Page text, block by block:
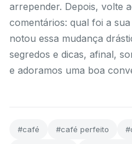
arrepender. Depois, volte
comentários: qual foi a
notou essa mudança
segredos e dicas, afinal,
e adoramos uma boa
#café #café perfeito